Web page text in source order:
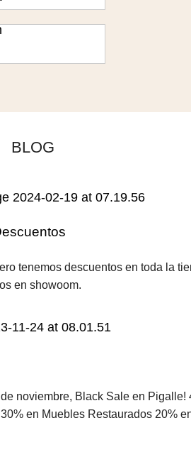
BLOG
tenemos descuentos en toda la
en showoom.
noviembre, Black Sale en Pigalle!
en Muebles Restaurados 20%